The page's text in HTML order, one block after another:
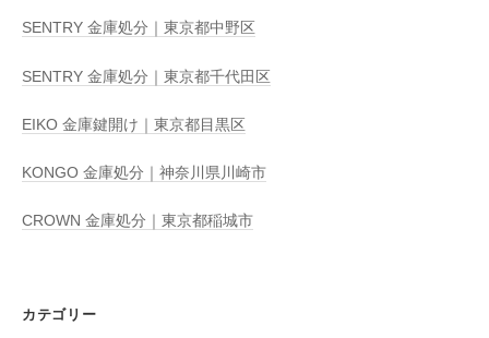
SENTRY 金庫処分｜東京都中野区
SENTRY 金庫処分｜東京都千代田区
EIKO 金庫鍵開け｜東京都目黒区
KONGO 金庫処分｜神奈川県川崎市
CROWN 金庫処分｜東京都稲城市
カテゴリー